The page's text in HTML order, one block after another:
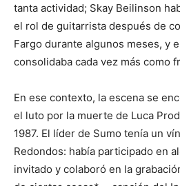
tanta actividad; Skay Beilinson
el rol de guitarrista después de
Fargo durante algunos meses, y
consolidaba cada vez más como
En ese contexto, la escena se
el luto por la muerte de Luca
1987. El líder de Sumo tenía un
Redondos: había participado en
invitado y colaboró en la